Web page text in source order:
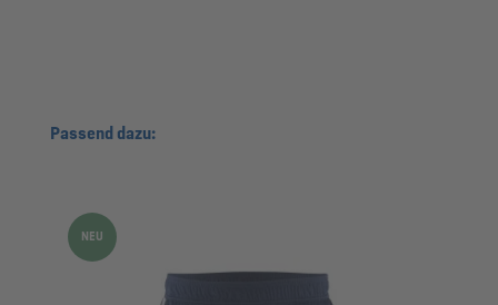
Produktgalerie überspringen
Passend dazu:
NEU